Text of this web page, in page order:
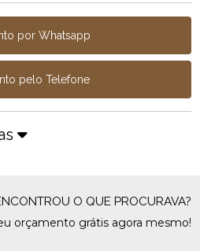
por Whatsapp
pelo Telefone
O QUE PROCURAVA?
orçamento grátis agora mesmo!